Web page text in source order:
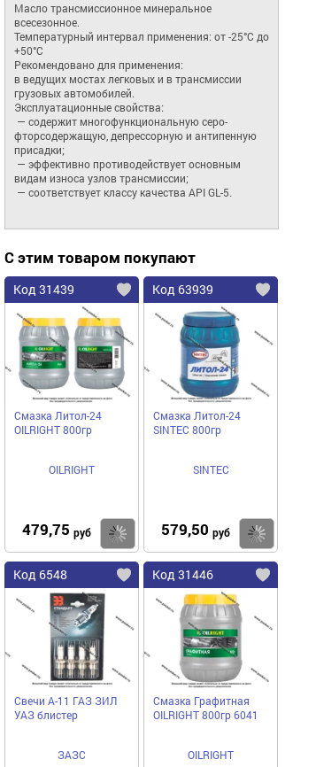
Масло трансмиссионное минеральное
всесезонное.
Температурный интервал применения: от -25°C до
+50°C
Рекомендовано для применения:
в ведущих мостах легковых и в трансмиссии
грузовых автомобилей.
Эксплуатационные свойства:
фторсодержащую, депрессорную и антипенную
присадки;
видам износа узлов трансмиссии;
— соответствует классу качества API GL-5.
С этим товаром покупают
Код 31439
Смазка Литол-24
ОILRIGHT 800гр
OILRIGHT
479,75 руб Купить
Код 63939
Смазка Литол-24
SINTEC 800гр
SINTEC
579,50 руб
Код 6548
Свечи А-11 ГАЗ ЗИЛ
УАЗ блистер
ЗАЗС
Код 31446
Смазка Графитная
ОILRIGHT 800гр 6041
OILRIGHT